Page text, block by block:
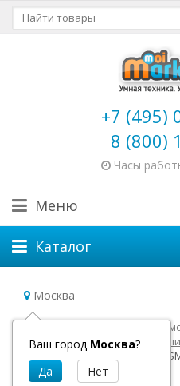
+7 (495)
8 (800)
Часы
Меню
Каталог
Москва
Ваш город Москва?
Главная
Товары для авто и
Автосигнализации
Модуль StarLine Мастер 6